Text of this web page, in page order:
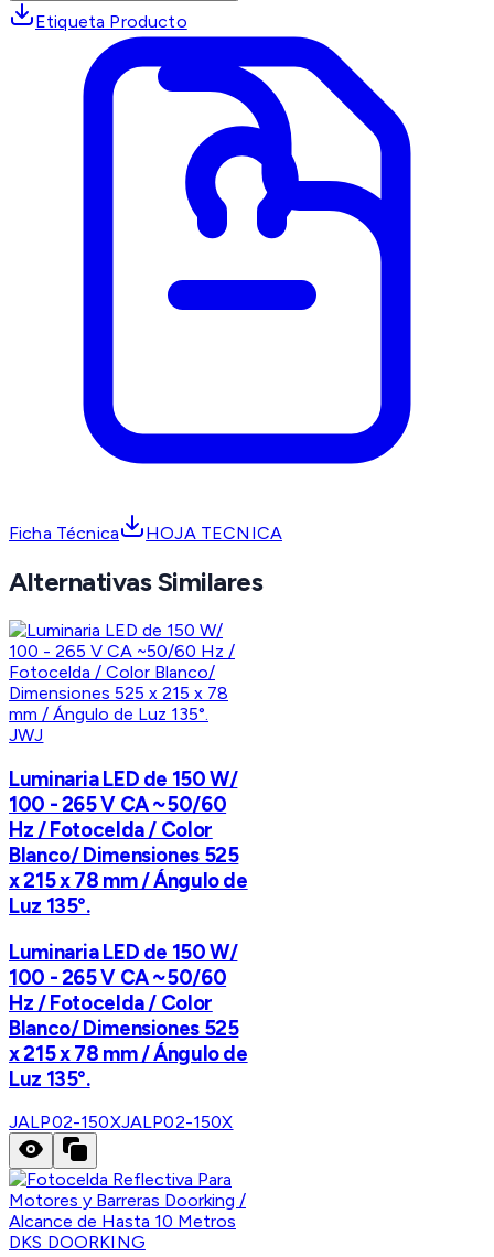
Etiqueta Producto
Ficha Técnica HOJA TECNICA
Alternativas Similares
JWJ
Luminaria LED de 150 W/
100 - 265 V CA ~50/60
Hz / Fotocelda / Color
Blanco/ Dimensiones 525
x 215 x 78 mm / Ángulo de
Luz 135°.
Luminaria LED de 150 W/
100 - 265 V CA ~50/60
Hz / Fotocelda / Color
Blanco/ Dimensiones 525
x 215 x 78 mm / Ángulo de
Luz 135°.
JALP02-150XJALP02-150X
DKS DOORKING